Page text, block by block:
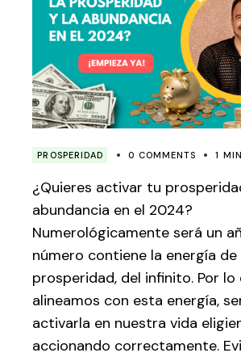
PROSPERIDAD 0 COMMENTS 1
¿Quieres activar tu
abundancia en el 2024?
Numerológicamente será un
número contiene la energía de
prosperidad, del infinito. Por lo
alineamos con esta energía,
activarla en nuestra vida
accionando correctamente.